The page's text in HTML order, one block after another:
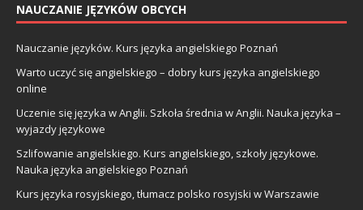
NAUCZANIE JĘZYKÓW OBCYCH
Nauczanie języków. Kurs języka angielskiego Poznań
Warto uczyć się angielskiego – dobry kurs języka angielskiego
online
Uczenie się języka w Anglii. Szkoła średnia w Anglii. Nauka języka –
wyjazdy językowe
Szlifowanie angielskiego. Kurs angielskiego, szkoły językowe.
Nauka języka angielskiego Poznań
Kurs języka rosyjskiego, tłumacz polsko rosyjski w Warszawie